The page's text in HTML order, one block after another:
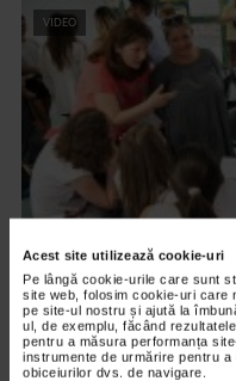
Acest site utilizează cookie-uri
Pe lângă cookie-urile care sunt
site web, folosim cookie-uri care
pe site-ul nostru și ajută la
ul, de exemplu, făcând
pentru a măsura performanța
instrumente de urmărire pentru
obiceiurilor dvs. de navigare.
VIDEO
TEST
Apetitslim si
7.634 vizualizari